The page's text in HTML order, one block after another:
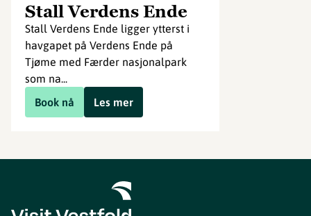
Stall Verdens Ende
Stall Verdens Ende ligger ytterst i
havgapet på Verdens Ende på
Tjøme med Færder nasjonalpark
som na...
Book nå
Les mer